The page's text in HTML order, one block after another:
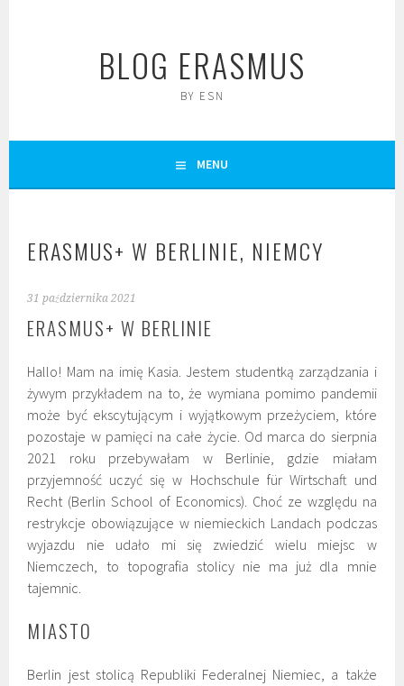
BLOG ERASMUS
BY ESN
MENU
ERASMUS+ W BERLINIE, NIEMCY
31 października 2021
ERASMUS+ W BERLINIE
Hallo! Mam na imię Kasia. Jestem studentką zarządzania i
żywym przykładem na to, że wymiana pomimo pandemii
może być ekscytującym i wyjątkowym przeżyciem, które
pozostaje w pamięci na całe życie. Od marca do sierpnia
2021 roku przebywałam w Berlinie, gdzie miałam
przyjemność uczyć się w Hochschule für Wirtschaft und
Recht (Berlin School of Economics). Choć ze względu na
restrykcje obowiązujące w niemieckich Landach podczas
wyjazdu nie udało mi się zwiedzić wielu miejsc w
Niemczech, to topografia stolicy nie ma już dla mnie
tajemnic.
MIASTO
Berlin jest stolicą Republiki Federalnej Niemiec, a także